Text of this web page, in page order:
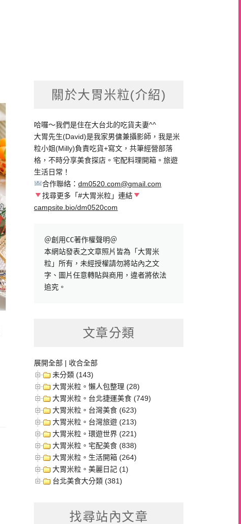
關於大胃米粒(介紹)
哈囉～我們是住在大台北的吃貨夫妻^^
大胃先生(David)是我家男傭兼攝影師，我是米
粒小姐(Milly)負責吃貨+寫文，共筆經營部落
格，不時分享美食探店。宅配料理開箱。旅遊
生活日常！
合作聯絡：dm0520.com@gmail.com
找尋更多「#大胃米粒」連結
campsite.bio/dm0520com
＠創用CC著作權聲明＠
本網站發表之文章照片皆為「大胃米
粒」所有，未經授權請勿將站內之文
字、圖片任意轉貼與商用，違者將依法
追究。
文章分類
展開全部 | 收合全部
未分類 (143)
大胃米粒。懶人包整理 (28)
大胃米粒。台北捷運美食 (749)
大胃米粒。台灣美食 (623)
大胃米粒。台灣旅遊 (213)
大胃米粒。環遊世界 (221)
大胃米粒。宅配美食 (838)
大胃米粒。生活開箱 (264)
大胃米粒。美麗日記 (1)
台北美食大分類 (381)
找尋站內文章